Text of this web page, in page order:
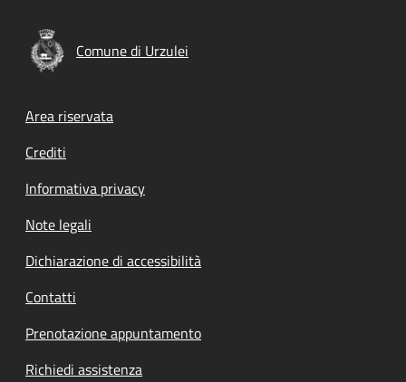
Comune di Urzulei
Footer menu
Area riservata
Crediti
Informativa privacy
Note legali
Dichiarazione di accessibilità
Contatti
Prenotazione appuntamento
Richiedi assistenza